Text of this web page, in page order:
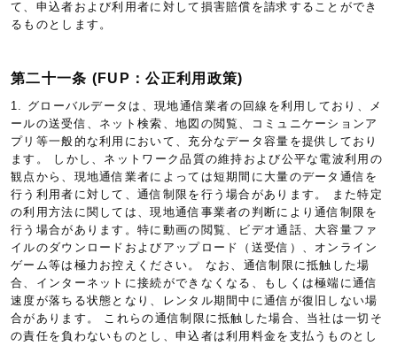
て、申込者および利用者に対して損害賠償を請求することができ
るものとします。
第二十一条 (FUP：公正利用政策)
1. グローバルデータは、現地通信業者の回線を利用しており、メ
ールの送受信、ネット検索、地図の閲覧、コミュニケーションア
プリ等一般的な利用において、充分なデータ容量を提供しており
ます。 しかし、ネットワーク品質の維持および公平な電波利用の
観点から、現地通信業者によっては短期間に大量のデータ通信を
行う利用者に対して、通信制限を行う場合があります。 また特定
の利用方法に関しては、現地通信事業者の判断により通信制限を
行う場合があります。特に動画の閲覧、ビデオ通話、大容量ファ
イルのダウンロードおよびアップロード（送受信）、オンライン
ゲーム等は極力お控えください。 なお、通信制限に抵触した場
合、インターネットに接続ができなくなる、もしくは極端に通信
速度が落ちる状態となり、レンタル期間中に通信が復旧しない場
合があります。 これらの通信制限に抵触した場合、当社は一切そ
の責任を負わないものとし、申込者は利用料金を支払うものとし